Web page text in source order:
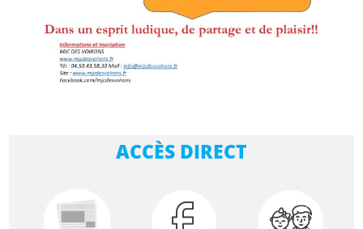
ACCÈS DIRECT